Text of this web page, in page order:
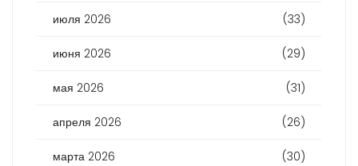
июля 2026 (33)
июня 2026 (29)
мая 2026 (31)
апреля 2026 (26)
марта 2026 (30)